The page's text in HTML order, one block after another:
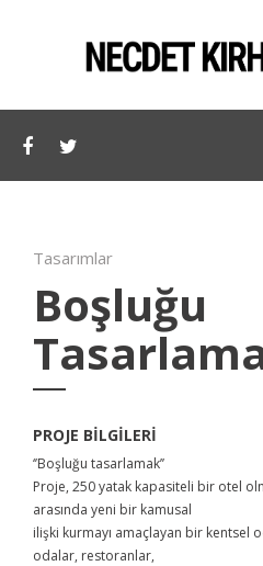
Tasarımlar
Boşluğu
PROJE BILGILERI
‘’Boşluğu tasarlamak’’
Proje, 250 yatak kapasiteli bir otel
arasında yeni bir kamusal
ilişki kurmayı amaçlayan bir kentsel
odalar, restoranlar,